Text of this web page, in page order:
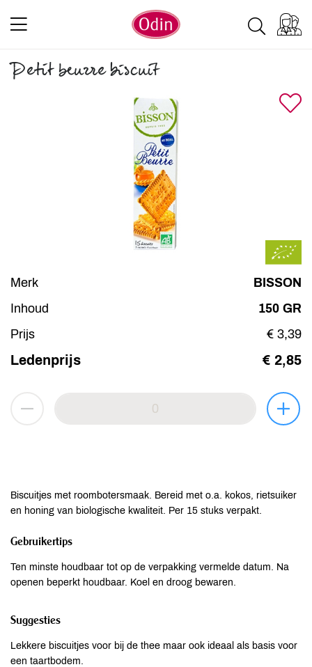
Petit beurre biscuit
Merk
BISSON
Inhoud
150 GR
Prijs
€ 3,39
Ledenprijs € 2,85
Biscuitjes met roombotersmaak. Bereid met o.a. kokos, rietsuiker
en honing van biologische kwaliteit. Per 15 stuks verpakt.
Gebruikertips
Ten minste houdbaar tot op de verpakking vermelde datum. Na
openen beperkt houdbaar. Koel en droog bewaren.
Suggesties
Lekkere biscuitjes voor bij de thee maar ook ideaal als basis voor
een taartbodem.